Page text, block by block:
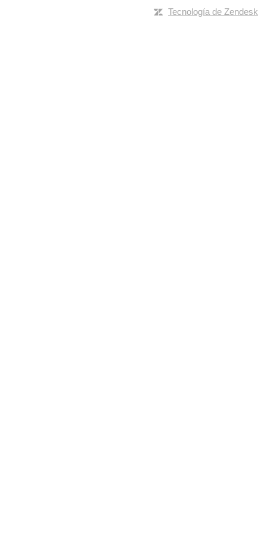
Tecnología de Zendesk